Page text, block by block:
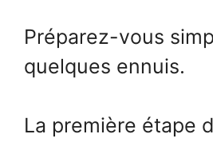
Préparez-vous
quelques ennuis.
La première étape